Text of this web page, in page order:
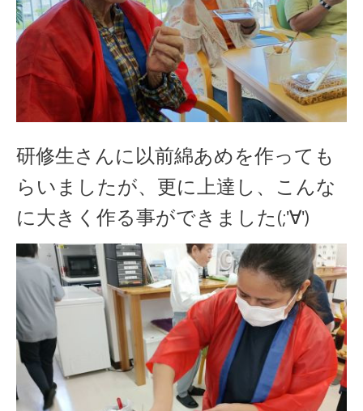
研修生さんに以前綿あめを作っても
らいましたが、更に上達し、こんな
に大きく作る事ができました(;'∀')